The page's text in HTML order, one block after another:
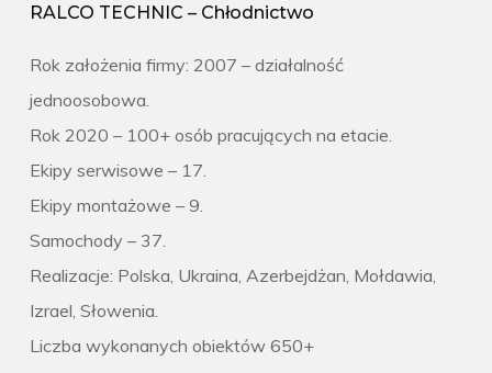
RALCO TECHNIC – Chłodnictwo
Rok założenia firmy: 2007 – działalność
jednoosobowa.
Rok 2020 – 100+ osób pracujących na etacie.
Ekipy serwisowe – 17.
Ekipy montażowe – 9.
Samochody – 37.
Realizacje: Polska, Ukraina, Azerbejdżan, Mołdawia,
Izrael, Słowenia.
Liczba wykonanych obiektów 650+